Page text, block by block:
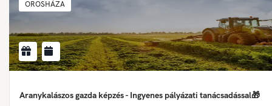
OROSHÁZA
Aranykalászos gazda képzés - Ingyenes pályázati tanácsadással🎁